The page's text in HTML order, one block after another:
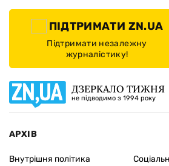
ПІДТРИМАТИ ZN.UA
Підтримати незалежну
журналістику!
ДЗЕРКАЛО ТИЖНЯ
не підводимо з 1994 року
АРХІВ
Внутрішня політика